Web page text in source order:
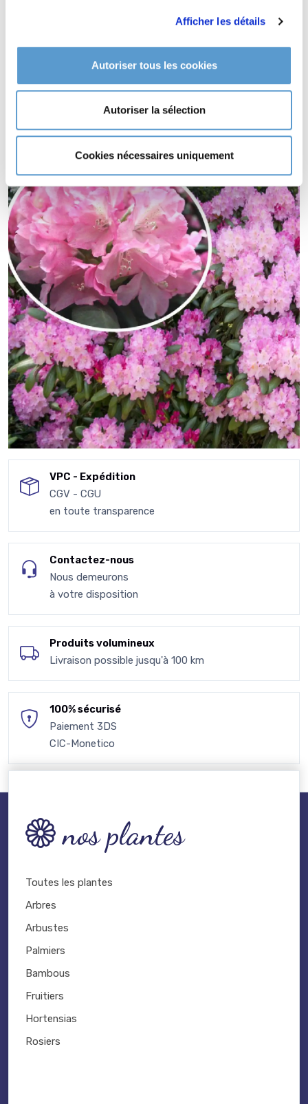
Afficher les détails
Autoriser tous les cookies
Autoriser la sélection
Cookies nécessaires uniquement
RHODODENDRON yakushimanum 'Kalinka' supporte le climat
RHODODENDRON yakushimanum 'Kalinka' est une plante à
RHODODENDRON yakushimanum 'Kalinka' s'utilise en couvre-
VPC - Expédition
CGV - CGU
en toute transparence
Contactez-nous
Nous demeurons
à votre disposition
Produits volumineux
Livraison possible jusqu'à 100 km
100% sécurisé
Paiement 3DS
CIC-Monetico
nos plantes
Toutes les plantes
Arbres
Arbustes
Palmiers
Bambous
Fruitiers
Hortensias
Rosiers